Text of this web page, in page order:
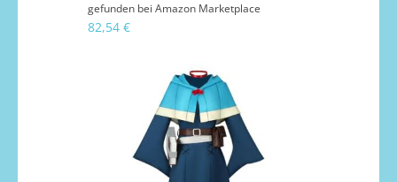
gefunden bei Amazon Marketplace
82,54 €